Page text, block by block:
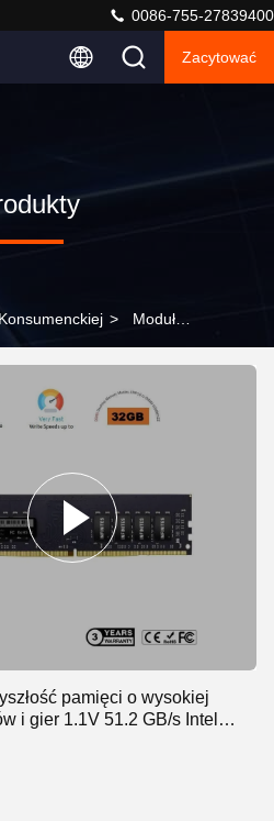
0086-755-27839400
Zacytować
> Moduł
GB/s Intel AMD
pamięci o wysokiej
i gier 1.1V 51.2 GB/s Intel